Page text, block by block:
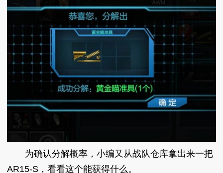
为确认分解概率，小编又从战队仓库拿出来一把
AR15-S，看看这个能获得什么。